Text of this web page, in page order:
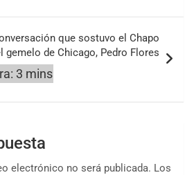
que sostuvo el Chapo
gemelo de Chicago, Pedro Flores
electrónico no será publicada. Los